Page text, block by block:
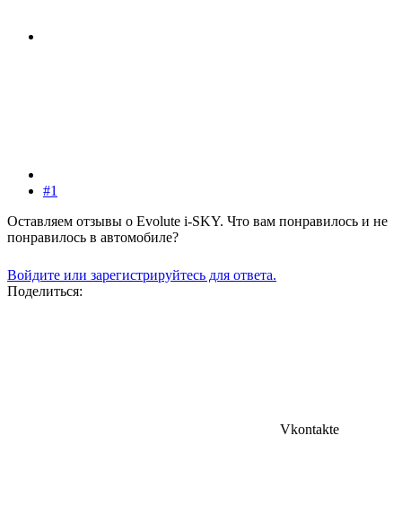
#1
Оставляем отзывы о Evolute i-SKY. Что вам понравилось и не
понравилось в автомобиле?
Войдите или зарегистрируйтесь для ответа.
Поделиться:
Vkontakte